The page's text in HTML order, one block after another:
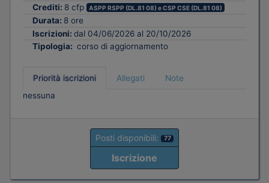
Crediti: 8 cfp ASPP RSPP (DL.81 08) e CSP CSE (DL.81 08)
Durata: 8 ore
Iscrizioni: dal 04/06/2026 al 20/10/2026
Tipologia: corso di aggiornamento
Priorità iscrizioni Allegati
Note
nessuna
Posti disponibili: 77
Iscrizione